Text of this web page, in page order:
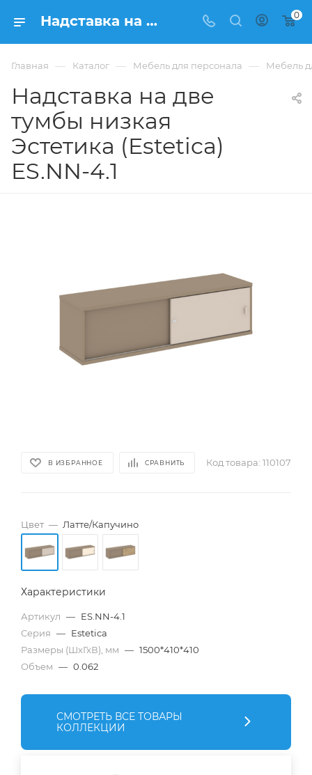
Надставка на две тумбы низкая Эстетика (Estetica) ES.NN-4.1 купить в Москве, цена 26 204 ₽. - интернет-магазин ФРАНКОМ 0
Главная — Каталог — Мебель для персонала — Мебель
Надставка на две
тумбы низкая
Эстетика (Estetica)
ES.NN-4.1
В ИЗБРАННОЕ СРАВНИТЬ Код товара: 110107
Цвет — Латте/Капучино
Характеристики
Артикул — ES.NN-4.1
Серия — Estetica
Размеры (ШхГхВ), мм — 1500*410*410
Объем — 0.062
СМОТРЕТЬ ВСЕ ТОВАРЫ
КОЛЛЕКЦИИ